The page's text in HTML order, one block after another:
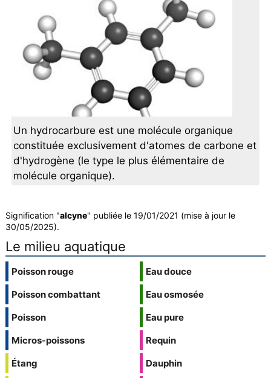
Un hydrocarbure est une molécule organique
constituée exclusivement d'atomes de carbone et
d'hydrogène (le type le plus élémentaire de
molécule organique).
Signification "alcyne" publiée le 19/01/2021 (mise à jour le
30/05/2025).
Le milieu aquatique
Poisson rouge
Poisson combattant
Poisson
Micros-poissons
Étang
Eau douce
Eau osmosée
Eau pure
Requin
Dauphin